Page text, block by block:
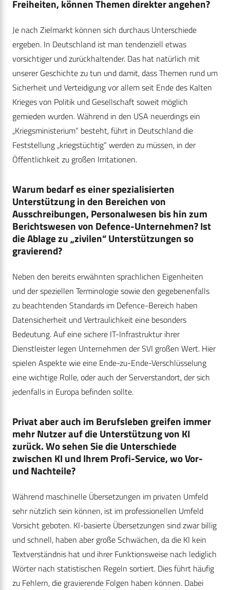
Freiheiten, können Themen direkter angehen?
Je nach Zielmarkt können sich durchaus Unterschiede
ergeben. In Deutschland ist man tendenziell etwas
vorsichtiger und zurückhaltender. Das hat natürlich mit
unserer Geschichte zu tun und damit, dass Themen rund um
Sicherheit und Verteidigung vor allem seit Ende des Kalten
Krieges von Politik und Gesellschaft soweit möglich
gemieden wurden. Während in den USA neuerdings ein
„Kriegsministerium“ besteht, führt in Deutschland die
Feststellung „kriegstüchtig“ werden zu müssen, in der
Öffentlichkeit zu großen Irritationen.
Warum bedarf es einer spezialisierten
Unterstützung in den Bereichen von
Ausschreibungen, Personalwesen bis hin zum
Berichtswesen von Defence-Unternehmen? Ist
die Ablage zu „zivilen“ Unterstützungen so
gravierend?
Neben den bereits erwähnten sprachlichen Eigenheiten
und der speziellen Terminologie sowie den gegebenenfalls
zu beachtenden Standards im Defence-Bereich haben
Datensicherheit und Vertraulichkeit eine besonders
Bedeutung. Auf eine sichere IT-Infrastruktur ihrer
Dienstleister legen Unternehmen der SVI großen Wert. Hier
spielen Aspekte wie eine Ende-zu-Ende-Verschlüsselung
eine wichtige Rolle, oder auch der Serverstandort, der sich
jedenfalls in Europa befinden sollte.
Privat aber auch im Berufsleben greifen immer
mehr Nutzer auf die Unterstützung von KI
zurück. Wo sehen Sie die Unterschiede
zwischen KI und Ihrem Profi-Service, wo Vor-
und Nachteile?
Während maschinelle Übersetzungen im privaten Umfeld
sehr nützlich sein können, ist im professionellen Umfeld
Vorsicht geboten. KI-basierte Übersetzungen sind zwar billig
und schnell, haben aber große Schwächen, da die KI kein
Textverständnis hat und ihrer Funktionsweise nach lediglich
Wörter nach statistischen Regeln sortiert. Dies führt häufig
zu Fehlern, die gravierende Folgen haben können. Dabei